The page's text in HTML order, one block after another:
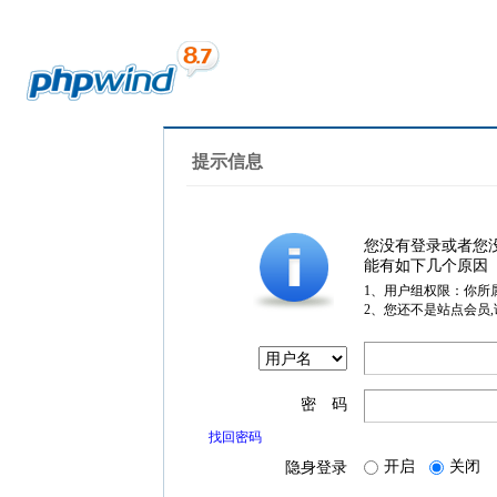
提示信息
您没有登录或者您
能有如下几个原因
1、用户组权限：你所
2、您还不是站点会员
密 码
找回密码
隐身登录 开启 关闭